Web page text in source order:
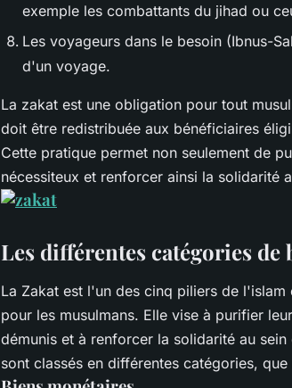
exemple les combattants du jihad ou
Les voyageurs dans le besoin (Ibnus-
d'un voyage.
La zakat est une obligation pour tout
doit être redistribuée aux bénéficiaires
Cette pratique permet non seulement de
nécessiteux et renforcer ainsi la solidarité
Les différentes catégories de
La Zakat est l'un des cinq piliers de
pour les musulmans. Elle vise à purifier
démunis et à renforcer la solidarité au
sont classés en différentes catégories,